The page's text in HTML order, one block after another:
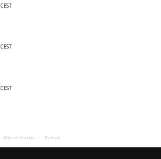
Drivs av Hund.io Svenska